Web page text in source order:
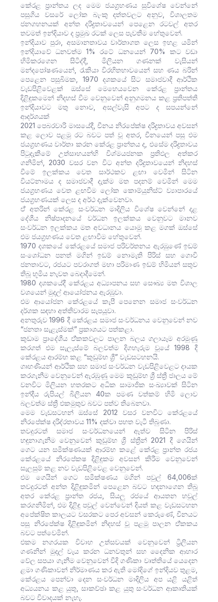
කේරළ ප්‍රාන්තය ලද මෙම ජයග්‍රහණය සුවිශේෂ වෙන්නේ
පසුගිය වසරේ ලෝක බැංකු දත්තවලට අනුව, විශාලතම
ජනගහනයක් අන්ත දරිද්‍රතාවයෙන් පෙළෙන රටවල් අතර
තවමත් ඉන්දියාව ද ප්‍රමුඛ රටක් ලෙස පැවතීම හේතුවෙන්.
ඉන්දියාව පුරා, අසමානතාවය වාර්තාගත ලෙස ඉහළ යමින්
ඉන්දියාවේ ධනවත්ම 1% රටේ ධනයෙන් 70% කට වඩා
හිමිකරගෙන සිටිද්දී, මිලියන ගණනක් වැසියන්
මන්දපෝෂණයෙන්, රැකියා විරහිතභාවයෙන් සහ ණය බරින්
පෙළෙන පසුබිමක, 1970 දශකයේ සිට සමාජවාදී ආර්ථික
වැඩපිළිවෙළක් ඔස්සේ මෙහෙයවෙන කේරළ ප්‍රාන්තය
දිළිඳුකමෙන් නිදහස් වීම වෙනුවෙන් අනුගමනය කළ ප්‍රතිපත්ති
ඉන්දියාවට මතු නොව, අසල්වැසි අපට ද සපයන්නේ
ආදර්ශයක්
2021 පෙබරවාරි මාසයේදී, චීනය නිරපේක්ෂ දරිද්‍රතාවය අවසන්
කළ ලොව පළමු රට බවට පත් වූ අතර, චීනයෙන් පසු එම
ජයග්‍රහණය වාර්තා කරන කේරළ ප්‍රාන්තය ද, එසේම දරිද්‍රතාවය
පිටුදැකීමේ උත්සාහයන්හි විශ්මයජනක ප්‍රතිඵල අත්කර
ගනිමින්, 2030 වසර වන විට අන්ත දරිද්‍රතාවයෙන් නිදහස්
වීමේ ඉලක්කය වෙත සාර්ථකව ළඟා වෙමින් සිටින
වියට්නාමය ද සමාජවාදී දැක්ම මත පදනම් වෙමින් මෙම
ජයග්‍රහණය වෙත ළඟවීම ලෝක කොම්යුනිස්ට් ව්‍යාපාරයේ
ජයග්‍රහණයක් ලෙස ද අර්ථ දැක්වෙනවා.
ඒ් අතරින් කේරළ සංවර්ධන මාදිලිය විශේෂ වෙන්නේ දළ
දේශීය නිෂ්පාදනයේ වර්ධන ඉලක්කය වෙනුවට මානව
සංවර්ධන ඉලක්කය මත අවධානය යොමු කළ මගක් ඔස්සේ
එම ජයග්‍රහණය වෙත ළඟාවීම හේතුවෙන්.
1970 දශකයේ කේරළයේ සමාජ පරිවර්තනය ඇරඹුණේ ඉඩම්
සංශෝධන පනත් මගින් ඉඩම් නොමැති පිරිස් සහ ගොවි
ජනතාවට, රජයට පවරාගත් මහා පරිමාණ ඉඩම් හිමියන් සතුව
තිබූ භූමිය නැවත බෙදාදීමෙන්.
1980 දශකයේදී කේරළය අධ්‍යාපනය සහ සෞඛ්‍ය මත විශාල
වශයෙන් මුදල් ආයෝජනය ඇරඹුවා.
එම ආයෝජන කේරළයේ කැපී පෙනෙන සමාජ සංවර්ධන
දර්ශක සඳහා අත්තිවාරම සැපයූවා.
අනතුරුව 1996 දී කේරළය සමාජ සංවර්ධනය වෙනුවෙන් නව
“ජනතා සැළැස්මක්” ප්‍රකාශයට පත්කළා.
කුඩාම ප්‍රාදේශීය ඒ්කකවලට පාලන බලය ගලායෑම අරමුණු
කරගත් එම සැලැස්මේ බලවත්ම දිගහැරුම වූයේ 1998 දී
කේරළය ආරම්භ කළ “කුඩුම්භ ශ්‍රී” වැඩසටහනයි.
ගෘහණියන් ආර්ථික සහ සමාජ සංවර්ධන වැඩපිළිවෙළට දායක
කරගැනීම වෙනුවෙන් ඇරඹුණු මෙම කුඩුම්භ ශ්‍රී ස්ත්‍රී ජාලය මේ
වනවිට මිලියන හතරකට අධික සාමාජික සංඛ්‍යාවක් සිටින
ඉන්දීය රුපියල් බිලියන 40ක පමණ වත්කම් හිමි ලොව
බලවත්ම ස්ත්‍රී එකමුතුව බවට පත්ව තිබෙනවා.
මෙම වැඩසටහන් ඔස්සේ 2012 වසර වනවිට කේරළයේ
නිරපේක්ෂ දරිද්රතාවය 11% දක්වා පහත වැටී තිබුණා.
තවදුරටත් සමාජ සංවර්ධනයෙන් ඈත්ව සිටින පිරිස්
හඳුනාගැනීම වෙනුවෙන් කුඩුම්භ ශ්‍රී ස්ත්‍රීන් 2021 දී ගෙයින්
ගෙට යන සමීක්ෂණයක් ආරම්භ කළේ කේරළ ප්‍රාන්ත රජය
කේරළයේ නිරපේකෂ දිළිඳුකම අවසන් කිරීම වෙනුවෙන්
සැලසුම් කළ නව වැඩපිළිවෙළ වෙනුවෙන්.
එම ගෙයින් ගෙට සමීක්ෂණය මගින් පවුල් 64,006ක්
තවදුරටත් අන්ත දිළිඳුකමින් පෙළෙන බවට හඳනාගෙන තිබූ
අතර කේරළ ප්‍රාන්ත රජය, සියලු රජයේ ආයතන හවුල්
කරගනිමින්, එම දිළිඳු පවුල් වෙන්වෙන් දියත් කළ වැඩසටහන
අපේක්ෂිත කාලයට වසරකට පෙර අවසන් කෙරුණේ, චීනයට
පසු නිරපේක්ෂ දිළිඳුකමින් නිදහස් වූ පළමු පාලන ඒ්කකය
බවට පත්වෙමින්.
එකම නගරයක විවාහ උත්සවයක් වෙනුවෙන් ට්‍රිලියන
ගණනින් මුදල් වැය කරන ධනවතුන් සහ දෛනික ආහාර
වේල සපයා ගැනීම වෙනුවෙන් වීදි ගණිකා වෘත්තියේ යෙදෙන
ළමා ගණිකාවන් නිර්මාණය කර ඇති මෝදිගේ ඉන්දියව තුළම,
කේරළය පෙන්වා දෙන සංවර්ධන මාදිලිය අප යළි යළිත්
අධ්‍යයනය කළ යුතු, සාකච්ඡා කළ යුතු සංවර්ධන ආකෘතියක්
බවට විවාදයක් නැහැ.